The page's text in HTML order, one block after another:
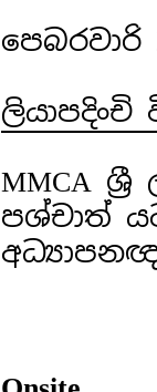
පෙබරවාරි
ලියාපදිංචි
MMCA
පශ්චාත්